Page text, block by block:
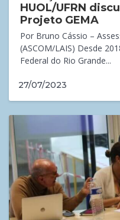
HUOL/UFRN
Projeto GEMA
Por Bruno Cássio –
(ASCOM/LAIS) Desde
Federal do Rio Grande...
27/07/2023